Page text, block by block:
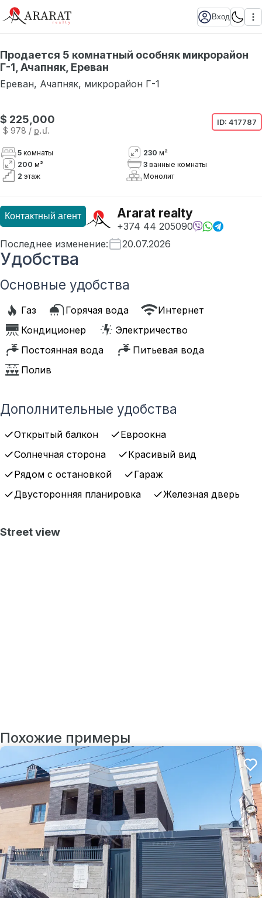
Вход
Продается 5 комнатный особняк микрорайон
Г-1, Ачапняк, Ереван
Ереван, Ачапняк, микрорайон Г-1
$ 225,000
$ 978 / ք․մ․
ID: 417787
5 комнаты 230 м²
200 м² 3 ванные комнаты
2 этаж Монолит
Контактный агент Ararat realty
+374 44 205090
Последнее изменение: 20.07.2026
Удобства
Основные удобства
Газ Горячая вода
Интернет
Кондиционер
Электричество
Постоянная вода
Питьевая вода
Полив
Дополнительные удобства
Открытый балкон
Евроокна
Солнечная сторона
Красивый вид
Рядом с остановкой
Гараж
Двусторонняя планировка
Железная дверь
Street view
Похожие примеры